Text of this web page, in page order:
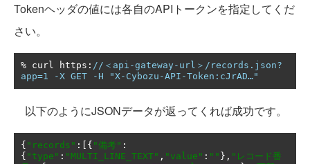
Tokenヘッダの値には各自のAPIトークンを指定してくだ
さい。
% curl https : //＜api-gateway-url＞/records.json?
app=1 -X GET -H "X-Cybozu-API-Token:cJrAD…"
以下のようにJSONデータが返ってくれば成功です。
{ "records" :[{ "備考" :
{ "type" : "MULTI_LINE_TEXT" , "value" : "" }, "レコード番